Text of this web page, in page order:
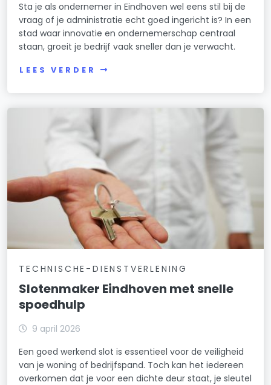
Sta je als ondernemer in Eindhoven wel eens stil bij de
vraag of je administratie echt goed ingericht is? In een
stad waar innovatie en ondernemerschap centraal
staan, groeit je bedrijf vaak sneller dan je verwacht.
LEES VERDER
TECHNISCHE-DIENSTVERLENING
Slotenmaker Eindhoven met snelle
spoedhulp
9 april 2026
Een goed werkend slot is essentieel voor de veiligheid
van je woning of bedrijfspand. Toch kan het iedereen
overkomen dat je voor een dichte deur staat, je sleutel